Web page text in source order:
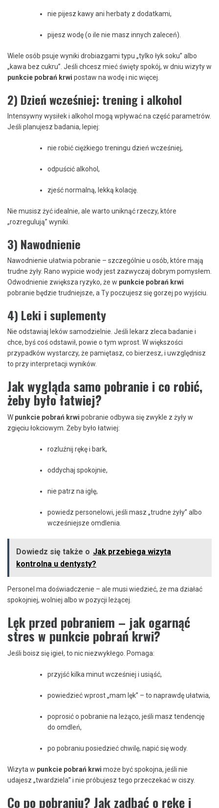
nie pijesz kawy ani herbaty z dodatkami,
pijesz wodę (o ile nie masz innych zaleceń).
Wiele osób psuje wyniki drobiazgami typu „tylko łyk soku” albo
„kawa bez cukru”. Jeśli chcesz mieć święty spokój, w dniu wizyty w
punkcie pobrań krwi postaw na wodę i nic więcej.
2) Dzień wcześniej: trening i alkohol
Intensywny wysiłek i alkohol mogą wpływać na część parametrów.
Jeśli planujesz badania, lepiej:
nie robić ciężkiego treningu dzień wcześniej,
odpuścić alkohol,
zjeść normalną, lekką kolację.
Nie musisz żyć idealnie, ale warto uniknąć rzeczy, które
„rozregulują” wyniki.
3) Nawodnienie
Nawodnienie ułatwia pobranie – szczególnie u osób, które mają
trudne żyły. Rano wypicie wody jest zazwyczaj dobrym pomysłem.
Odwodnienie zwiększa ryzyko, że w punkcie pobrań krwi
pobranie będzie trudniejsze, a Ty poczujesz się gorzej po wyjściu.
4) Leki i suplementy
Nie odstawiaj leków samodzielnie. Jeśli lekarz zleca badanie i
chce, byś coś odstawił, powie o tym wprost. W większości
przypadków wystarczy, że pamiętasz, co bierzesz, i uwzględnisz
to przy interpretacji wyników.
Jak wygląda samo pobranie i co robić,
żeby było łatwiej?
W punkcie pobrań krwi pobranie odbywa się zwykle z żyły w
zgięciu łokciowym. Żeby było łatwiej:
rozluźnij rękę i bark,
oddychaj spokojnie,
nie patrz na igłę,
powiedz personelowi, jeśli masz „trudne żyły” albo
wcześniejsze omdlenia.
Dowiedz się także o Jak przebiega wizyta
kontrolna u dentysty?
Personel ma doświadczenie – ale musi wiedzieć, że ma działać
spokojniej, wolniej albo w pozycji leżącej.
Lęk przed pobraniem – jak ogarnąć
stres w punkcie pobrań krwi?
Jeśli boisz się igieł, to nic niezwykłego. Pomaga:
przyjść kilka minut wcześniej i usiąść,
powiedzieć wprost „mam lęk” – to naprawdę ułatwia,
poprosić o pobranie na leżąco, jeśli masz tendencję
do omdleń,
po pobraniu posiedzieć chwilę, napić się wody.
Wizyta w punkcie pobrań krwi może być spokojna, jeśli nie
udajesz „twardziela” i nie próbujesz tego przeczekać w ciszy.
Co po pobraniu? Jak zadbać o rękę i